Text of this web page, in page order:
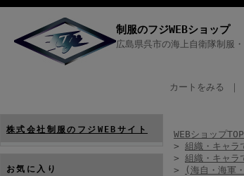
制服のフジWEBショップ
広島県呉市の海上自衛隊制服
カートをみる
株式会社制服のフジWEBサイト
お気に入り
WEBショップ
> 組織・キャラ
> 組織・キャラ
>
(海自・海軍